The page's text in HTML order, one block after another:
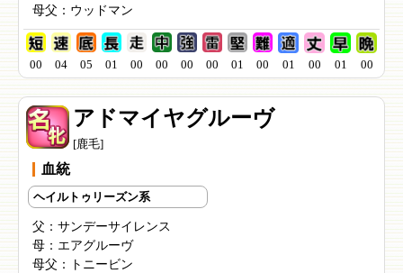
母父： ウッドマン
00 04 05 01 00 00 00 00 01 00 01 00 01 00
アドマイヤグルーヴ
[鹿毛]
血統
ヘイルトゥリーズン系
父： サンデーサイレンス
母： エアグルーヴ
母父：
トニービン